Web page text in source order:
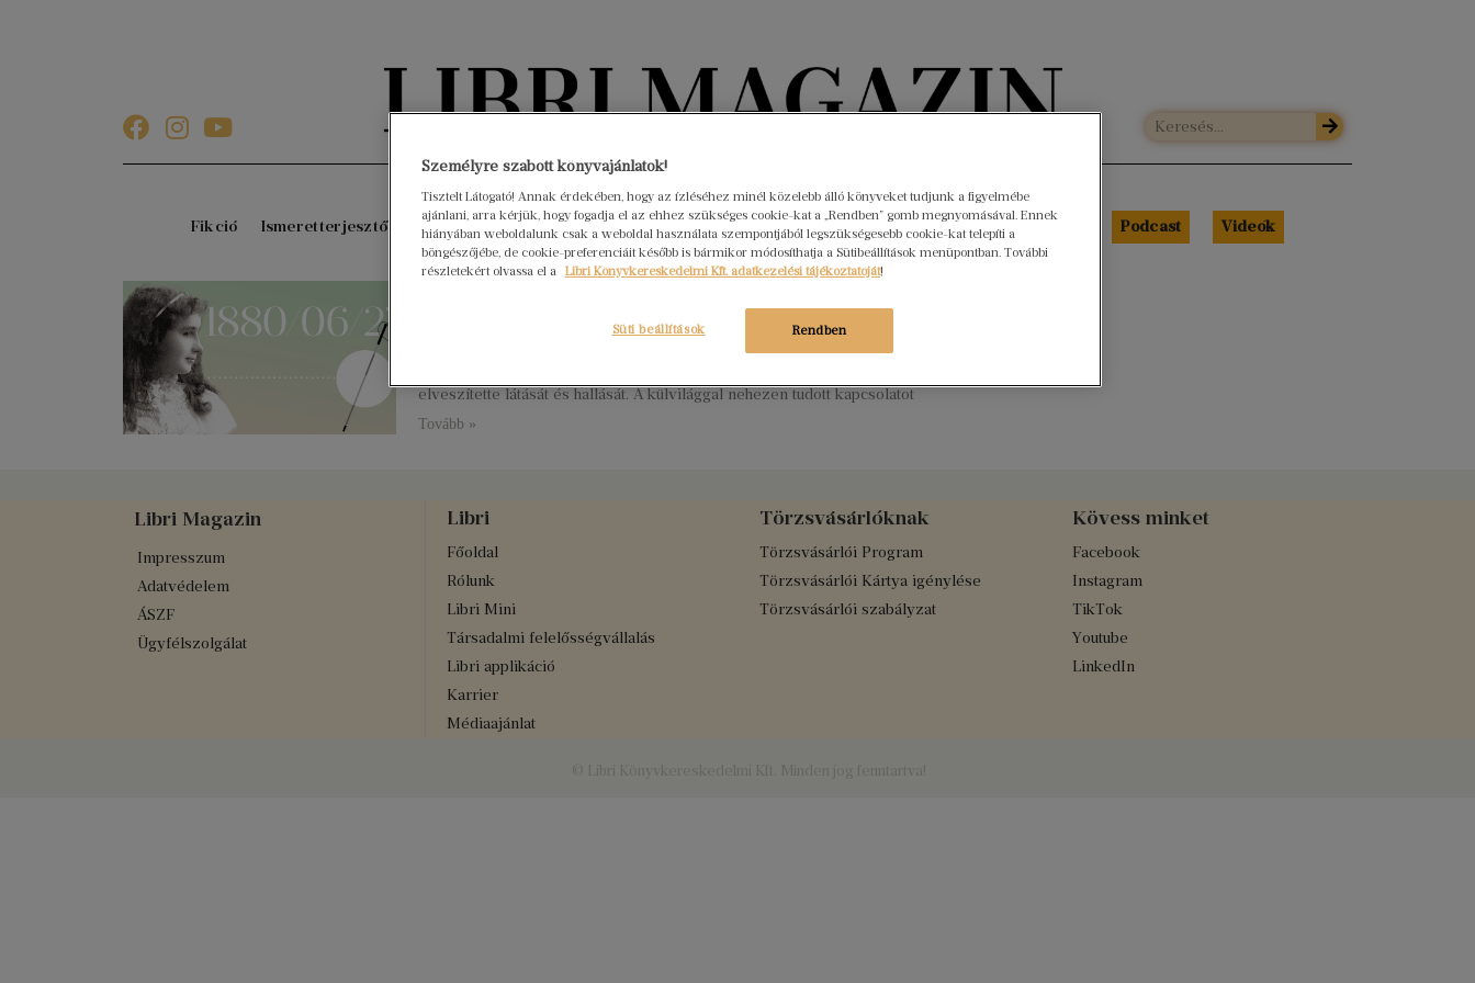
Könyvektől az olvasókig
Fikció Ismeretterjesztő Gyerekkönyvek Interjúk Beleolvasó A hónap könyvei HÍREK Libri Portré Podcast Videók
Nincs hozzászólás
Az amerikai író és aktivista az alabamai Tuscumbiában született.
elveszítette látását és hallását. A külvilággal nehezen tudott kapcsolatot
Tovább »
Libri Magazin
Impresszum
Adatvédelem
ÁSZF
Ügyfélszolgálat
Libri
Főoldal
Rólunk
Libri Mini
Társadalmi felelősségvállalás
Libri applikáció
Karrier
Médiaajánlat
Törzsvásárlóknak
Törzsvásárlói Program
Törzsvásárlói Kártya igénylése
Törzsvásárlói szabályzat
Kövess minket
Facebook
Instagram
TikTok
Youtube
LinkedIn
Személyre szabott könyvajánlatok!
Tisztelt Látogató! Annak érdekében, hogy az ízléséhez minél közelebb álló könyveket tudjunk a figyelmébe
ajánlani, arra kérjük, hogy fogadja el az ehhez szükséges cookie-kat a „Rendben” gomb megnyomásával. Ennek
hiányában weboldalunk csak a weboldal használata szempontjából legszükségesebb cookie-kat telepíti a
böngészőjébe, de cookie-preferenciáit később is bármikor módosíthatja a Sütibeállítások menüpontban. További
részletekért olvassa el a Libri Könyvkereskedelmi Kft. adatkezelési tájékoztatóját!
Rendben
Süti beállítások